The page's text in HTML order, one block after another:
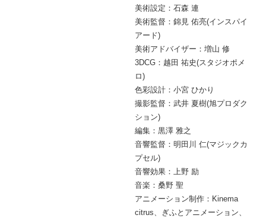
美術設定：石森 連
美術監督：錦見 佑亮(インスパイ
アード)
美術アドバイザー：増山 修
3DCG：越田 祐史(スタジオポメ
ロ)
色彩設計：小宮 ひかり
撮影監督：武井 夏樹(旭プロダク
ション)
編集：黒澤 雅之
音響監督：明田川 仁(マジックカ
プセル)
音響効果：上野 励
音楽：桑野 聖
アニメーション制作：Kinema
citrus、ぎふとアニメーション、